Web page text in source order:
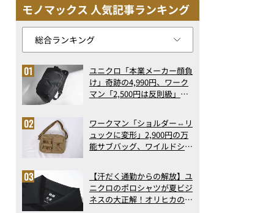
モノマックス 人気記事ランキング
ユニクロ「本業メーカー顔負
け」奇跡の4,990円、ワーク
マン「2,500円は反則級」凄
ト3】（2026年6月版）
ワークマン「ショルダー⇔リ
ュックに変形」2,900円の万
能サブバッグ、ワイルドシン
記事ランキングベスト3】
（2026年6月版）
【汗だく通勤からの解放】ユ
ニクロのポロシャツが夏ビジ
ネスの大正解！オリヒカの透